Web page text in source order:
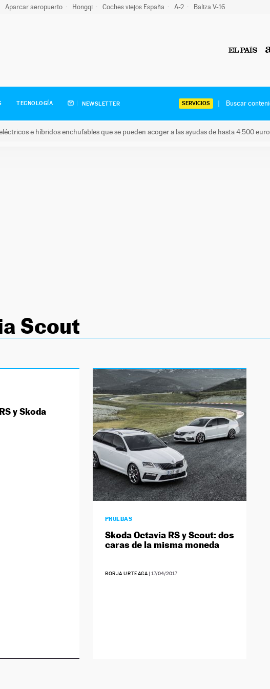
Aparcar aeropuerto Hongqi Coches viejos España A-2 Baliza V-16
TECNOLOGÍA NEWSLETTER SERVICIOS
e híbridos enchufables que se pueden acoger a las ayudas de hasta 4.500 euro
Scout
y Skoda
PRUEBAS
Skoda Octavia RS y Scout: dos
caras de la misma moneda
BORJA URTEAGA | 17/04/2017